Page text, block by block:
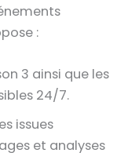
:
3 ainsi que les
24/7.
issues
et analyses